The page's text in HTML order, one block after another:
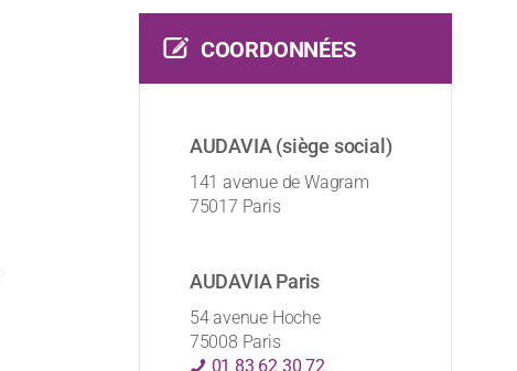
COORDONNÉES
AUDAVIA (siège social)
141 avenue de Wagram
75017 Paris
AUDAVIA Paris
54 avenue Hoche
75008 Paris
01 83 62 30 72